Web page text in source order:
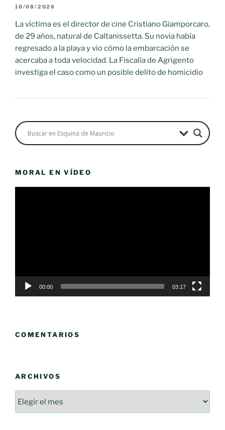
10/08/2026
La víctima es el director de cine Cristiano Giamporcaro,
de 29 años, natural de Caltanissetta. Su novia había
regresado a la playa y vio cómo la embarcación se
acercaba a toda velocidad. La Fiscalía de Agrigento
investiga el caso como un posible delito de homicidio
MORAL EN VÍDEO
00:00 03:17
COMENTARIOS
ARCHIVOS